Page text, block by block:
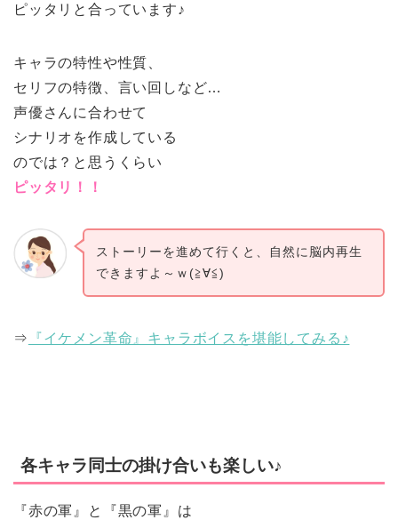
ピッタリと合っています♪
キャラの特性や性質、
セリフの特徴、言い回しなど…
声優さんに合わせて
シナリオを作成している
のでは？と思うくらい
ピッタリ！！
ストーリーを進めて行くと、自然に脳内再生
できますよ～ｗ(≧∀≦)
⇒ 『イケメン革命』キャラボイスを堪能してみる♪
各キャラ同士の掛け合いも楽しい♪
『赤の軍』と『黒の軍』は